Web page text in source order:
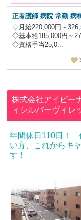
正看護師 病院 常勤 病
◇月給220,000円～
◇基本給185,000円～
◇資格手当25,0...
株式会社アイビー
ィシルバーヴィレ
年間休日110日！
い方、これからキ
す！